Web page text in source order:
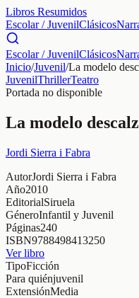
Libros Resumidos
Escolar / JuvenilClásicos
Escolar / JuvenilClásicos
Inicio/Juvenil/La modelo
JuvenilThrillerTeatro
Portada no disponible
La modelo
Jordi Sierra i Fabra
AutorJordi Sierra i Fabra
Año2010
EditorialSiruela
GéneroInfantil y Juvenil
Páginas240
ISBN9788498413250
Ver libro
TipoFicción
Para quiénjuvenil
ExtensiónMedia